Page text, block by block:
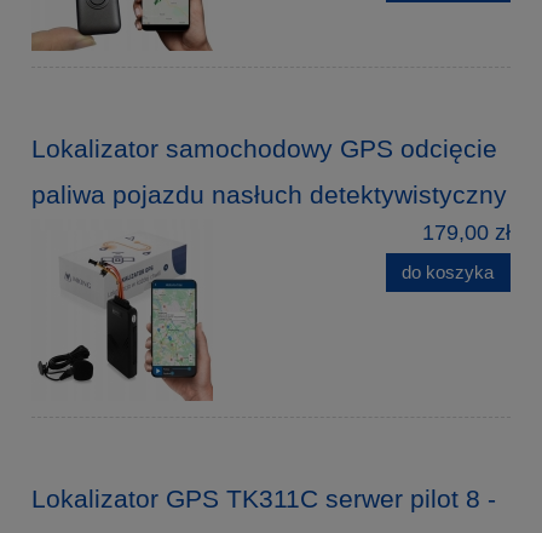
Lokalizator samochodowy GPS odcięcie
paliwa pojazdu nasłuch detektywistyczny
179,00 zł
do koszyka
Lokalizator GPS TK311C serwer pilot 8 -